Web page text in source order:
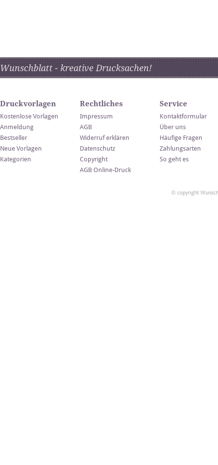
Wunschblatt - kreative Drucksachen!
Druckvorlagen
Kostenlose Vorlagen
Anmeldung
Bestseller
Neue Vorlagen
Kategorien
Rechtliches
Impressum
AGB
Widerruf erklären
Datenschutz
Copyright
AGB Online-Druck
Service
Kontaktformular
Über uns
Häufige Fragen
Zahlungsarten
So geht es
© copyright